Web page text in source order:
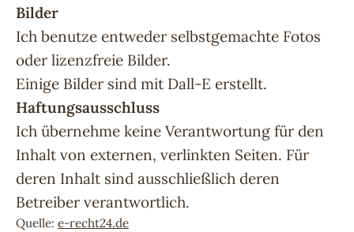
Bilder
Ich benutze entweder selbstgemachte Fotos
oder lizenzfreie Bilder.
Einige Bilder sind mit Dall-E erstellt.
Haftungsausschluss
Ich übernehme keine Verantwortung für den
Inhalt von externen, verlinkten Seiten. Für
deren Inhalt sind ausschließlich deren
Betreiber verantwortlich.
Quelle: e-recht24.de